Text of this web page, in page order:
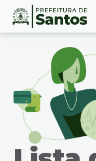
Ir
Conteúdo